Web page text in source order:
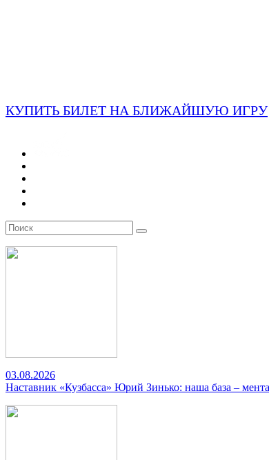
КУПИТЬ БИЛЕТ НА БЛИЖАЙШУЮ ИГРУ
03.08.2026
Наставник «Кузбасса» Юрий Зинько: наша база –